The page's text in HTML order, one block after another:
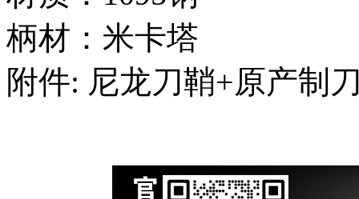
柄材：米卡塔
附件: 尼龙刀鞘+原产